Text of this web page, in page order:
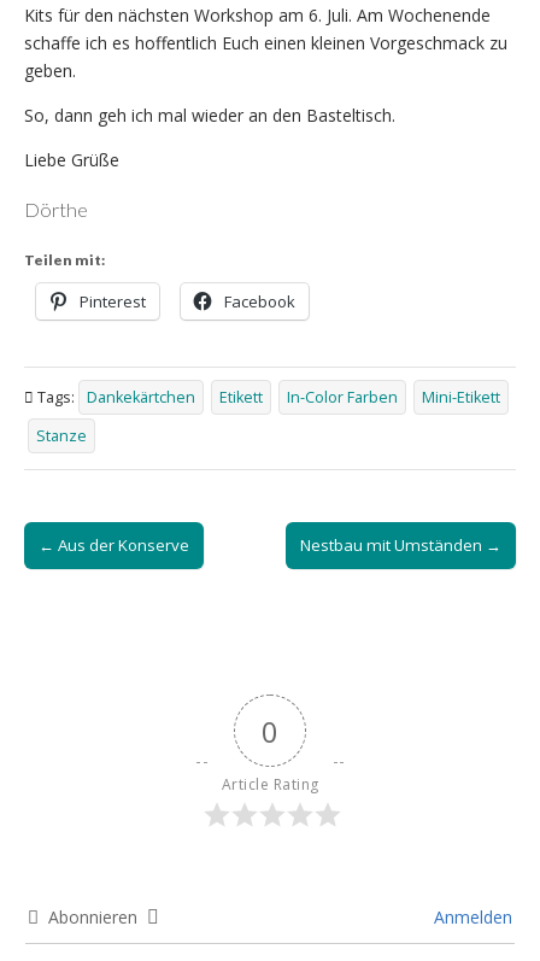
Kits für den nächsten Workshop am 6. Juli. Am Wochenende
schaffe ich es hoffentlich Euch einen kleinen Vorgeschmack zu
geben.
So, dann geh ich mal wieder an den Basteltisch.
Liebe Grüße
Dörthe
Teilen mit:
Pinterest Facebook
Tags: Dankekärtchen Etikett In-Color Farben
Mini-Etikett
Stanze
Post
navigation
← Aus der Konserve Nestbau mit Umständen →
0
Article Rating
Abonnieren Anmelden